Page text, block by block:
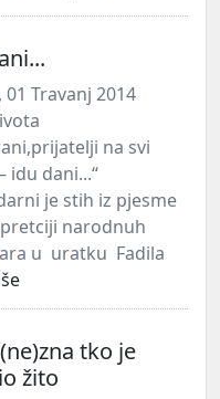
01 Travanj 2014
na svi
idu dani...“
je stih iz pjesme
narodnuh
u uratku Fadila
tko je
žito